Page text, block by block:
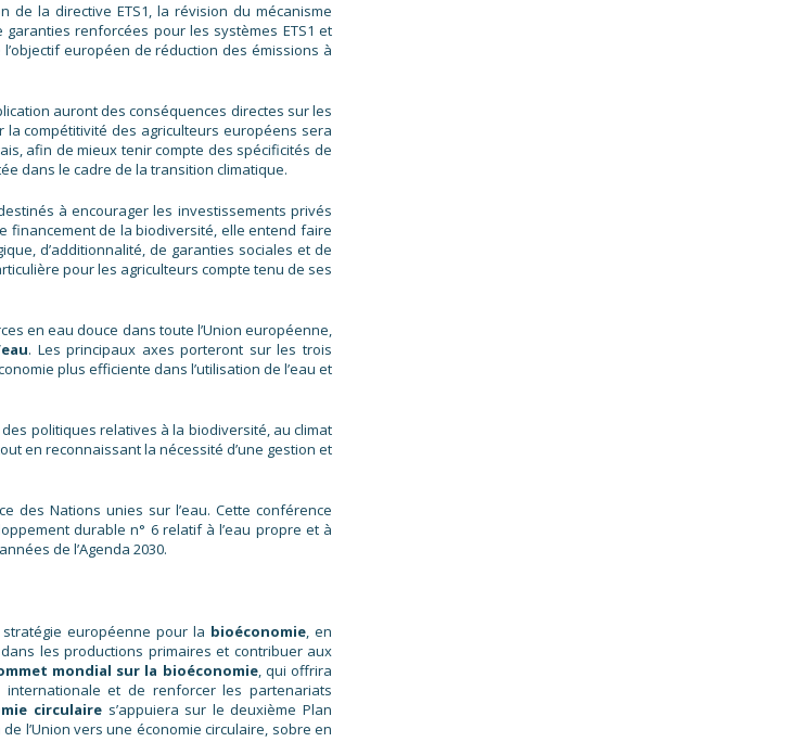
de la directive ETS1, la révision du mécanisme
garanties renforcées pour les systèmes ETS1 et
européen de réduction des émissions à
auront des conséquences directes sur les
compétitivité des agriculteurs européens sera
afin de mieux tenir compte des spécificités de
dans le cadre de la transition climatique.
à encourager les investissements privés
financement de la biodiversité, elle entend faire
d’additionnalité, de garanties sociales et de
pour les agriculteurs compte tenu de ses
en eau douce dans toute l’Union européenne,
. Les principaux axes porteront sur les trois
plus efficiente dans l’utilisation de l’eau et
politiques relatives à la biodiversité, au climat
en reconnaissant la nécessité d’une gestion et
des Nations unies sur l’eau. Cette conférence
durable n° 6 relatif à l’eau propre et à
de l’Agenda 2030.
européenne pour la bioéconomie, en
les productions primaires et contribuer aux
mondial sur la bioéconomie, qui offrira
et de renforcer les partenariats
circulaires’appuiera sur le deuxième Plan
l’Union vers une économie circulaire, sobre en